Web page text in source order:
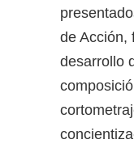
de Acción,
desarrollo